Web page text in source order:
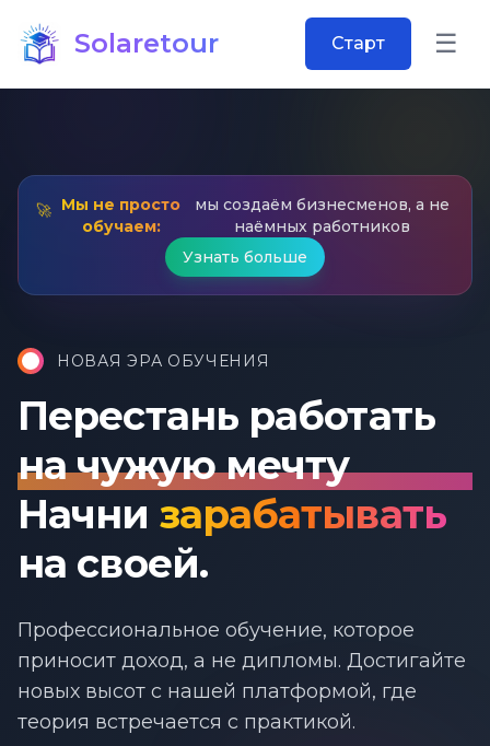
Solaretour Старт ☰
🚀 Мы не просто
обучаем:
мы создаём бизнесменов, а не
наёмных работников
Узнать больше
НОВАЯ ЭРА ОБУЧЕНИЯ
Перестань работать
на чужую мечту
Начни зарабатывать
на своей.
Профессиональное обучение, которое
приносит доход, а не дипломы. Достигайте
новых высот с нашей платформой, где
теория встречается с практикой.